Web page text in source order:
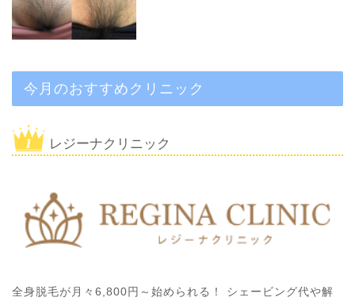
今月のおすすめクリニック
レジーナクリニック
全身脱毛が月々6,800円～始められる！ シェービング代や解